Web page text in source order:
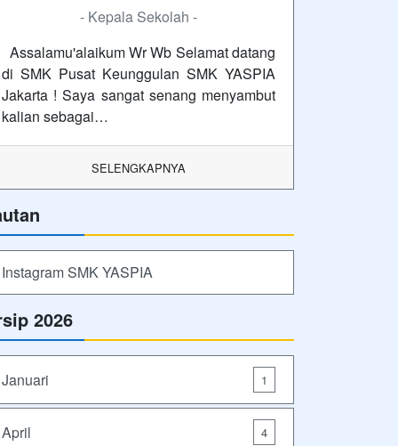
- Kepala Sekolah -
Assalamu'alaikum Wr Wb Selamat datang
di SMK Pusat Keunggulan SMK YASPIA
Jakarta ! Saya sangat senang menyambut
kalian sebagai…
SELENGKAPNYA
Instagram SMK YASPIA
2026
Januari 1
April 4